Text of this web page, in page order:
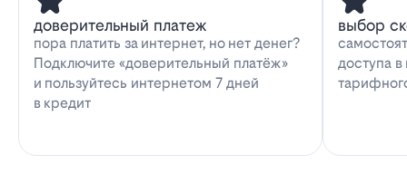
доверительный платеж
пора платить за интернет, но нет денег?
Подключите «доверительный платёж»
и пользуйтесь интернетом 7 дней
в кредит
выбор
доступа